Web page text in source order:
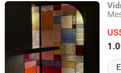
QINGDAO CHINASTAR
Shandong, China